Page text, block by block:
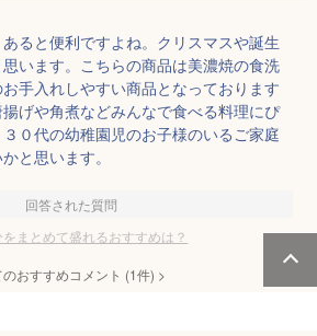
ると便利ですよね。クリスマスや誕生
います。こちらの商品は美濃焼の食洗
手入れしやすい商品となっております
げや角煮などみんなで食べる料理にぴ
０代の幼稚園児のお子様のいるご家庭
と思います。
回答された質問
まとめて盛れるおすすめは？
おすすめコメント (1件) >